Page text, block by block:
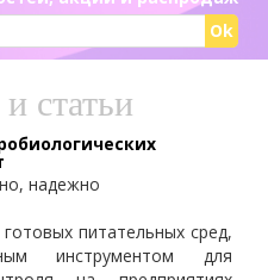
Ok
статьи
надежно
питательных сред,
инструментом для